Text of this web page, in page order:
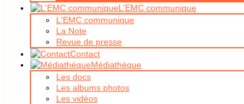
L'EMC communique
L'EMC communique
La Note
Revue de presse
Contact
Médiathèque
Les docs
Les albums photos
Les vidéos